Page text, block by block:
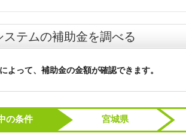
ステムの補助金を調べる
よって、補助金の金額が確認できます。
の条件 宮城県